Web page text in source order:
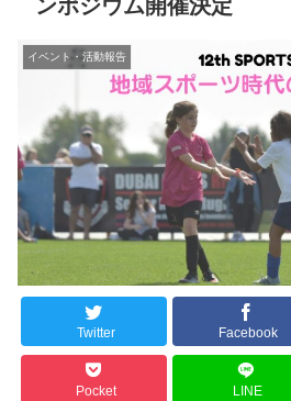
ンポジウム開催決定
イベント・活動報告
Twitter Facebook
Pocket LINE